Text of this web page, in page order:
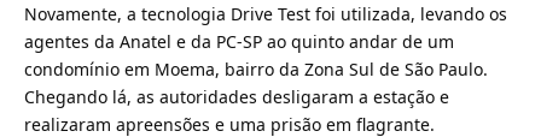
Novamente, a tecnologia Drive Test foi utilizada, levando os
agentes da Anatel e da PC-SP ao quinto andar de um
condomínio em Moema, bairro da Zona Sul de São Paulo.
Chegando lá, as autoridades desligaram a estação e
realizaram apreensões e uma prisão em flagrante.